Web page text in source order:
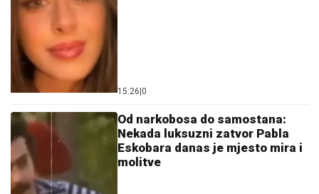
15:26|0
Od narkobosa do samostana:
Nekada luksuzni zatvor Pabla
Eskobara danas je mjesto mira i
molitve